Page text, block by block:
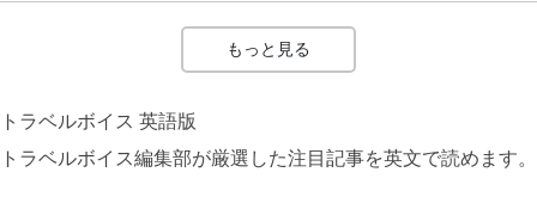
もっと見る
トラベルボイス 英語版
トラベルボイス編集部が厳選した注目記事を英文で読めます。